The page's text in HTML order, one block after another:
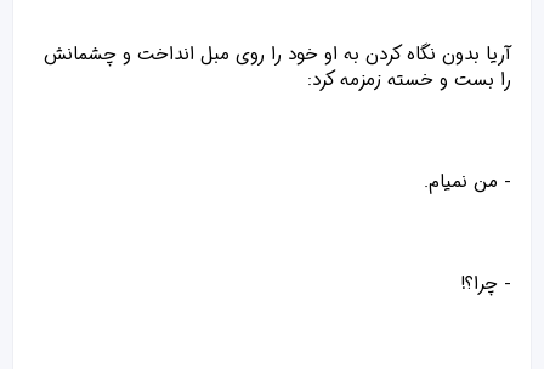
آریا بدون نگاه کردن به او خود را روی مبل انداخت و چشمانش
را بست و خسته زمزمه کرد:
- من نمیام.
- چرا؟!